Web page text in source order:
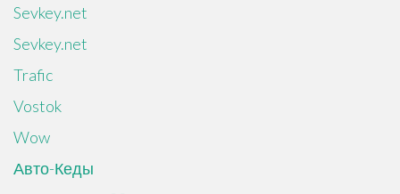
Sevkey.net
Sevkey.net
Trafic
Vostok
Wow
Авто-Кеды